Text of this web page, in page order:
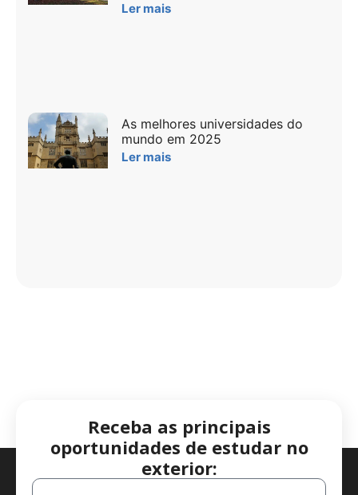
Ler mais
As melhores universidades do
mundo em 2025
Ler mais
Receba as principais
oportunidades de estudar no
exterior: